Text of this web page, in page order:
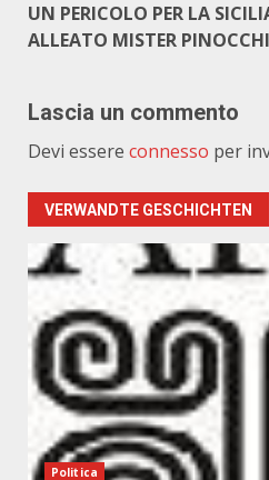
UN PERICOLO PER LA
ALLEATO MISTER
Lascia un commento
Devi essere connesso per
VERWANDTE GESCHICHTEN
Politica